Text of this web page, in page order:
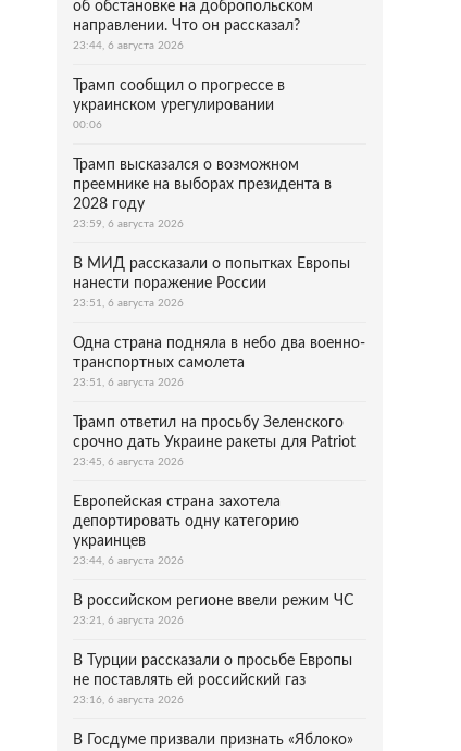
об обстановке на добропольском
направлении. Что он рассказал?
23:44, 6 августа 2026
Трамп сообщил о прогрессе в
украинском урегулировании
00:06
Трамп высказался о возможном
преемнике на выборах президента в
2028 году
23:59, 6 августа 2026
В МИД рассказали о попытках Европы
нанести поражение России
23:51, 6 августа 2026
Одна страна подняла в небо два военно-
транспортных самолета
23:51, 6 августа 2026
Трамп ответил на просьбу Зеленского
срочно дать Украине ракеты для Patriot
23:45, 6 августа 2026
Европейская страна захотела
депортировать одну категорию
украинцев
23:44, 6 августа 2026
В российском регионе ввели режим ЧС
23:21, 6 августа 2026
В Турции рассказали о просьбе Европы
не поставлять ей российский газ
23:16, 6 августа 2026
В Госдуме призвали признать «Яблоко»